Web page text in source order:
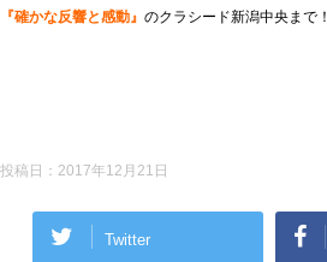
『確かな反響と感動』 のクラシード新潟中央まで！
投稿日： 2017年12月21日
Twitter